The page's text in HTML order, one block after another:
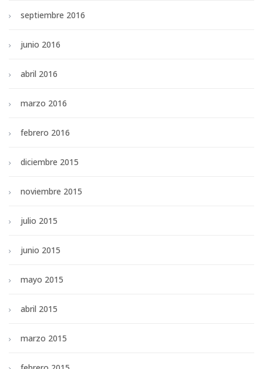
septiembre 2016
junio 2016
abril 2016
marzo 2016
febrero 2016
diciembre 2015
noviembre 2015
julio 2015
junio 2015
mayo 2015
abril 2015
marzo 2015